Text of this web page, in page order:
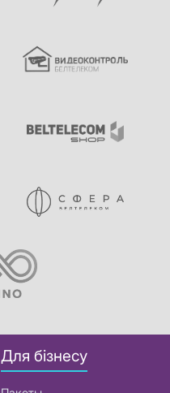
Для бізнесу